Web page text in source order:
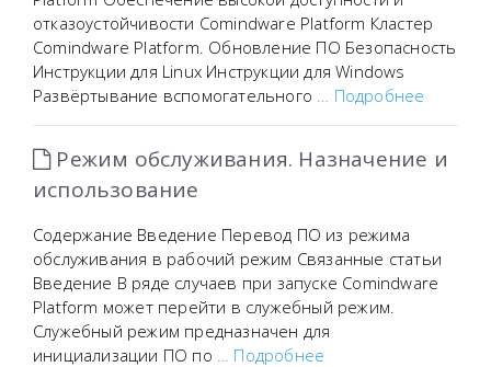
отказоустойчивости Comindware Platform Кластер
Comindware Platform. Обновление ПО Безопасность
Инструкции для Linux Инструкции для Windows
Развёртывание вспомогательного … Подробнее
Режим обслуживания. Назначение и
использование
Содержание Введение Перевод ПО из режима
обслуживания в рабочий режим Связанные статьи
Введение В ряде случаев при запуске Comindware
Platform может перейти в служебный режим.
Служебный режим предназначен для
инициализации ПО по … Подробнее